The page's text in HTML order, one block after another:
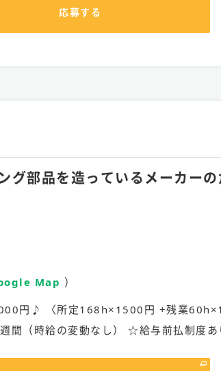
応募する
部品を造っているメーカーの
Map ）
円♪ 〈所定168h×1500円 +残業
間（時給の変動なし） ☆給与前払制度